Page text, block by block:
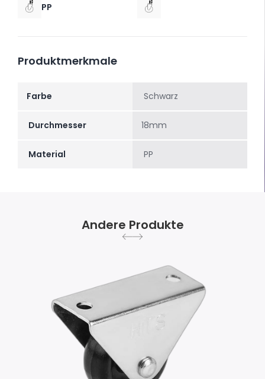
PP
Produktmerkmale
Farbe Schwarz
Durchmesser 18mm
Material PP
Andere Produkte